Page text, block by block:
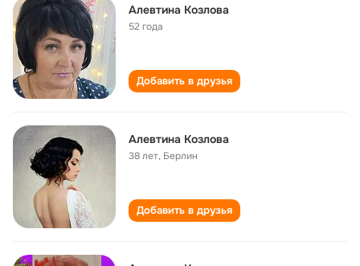
Алевтина Козлова
52 года
Добавить в друзья
Алевтина Козлова
38 лет, Берлин
Добавить в друзья